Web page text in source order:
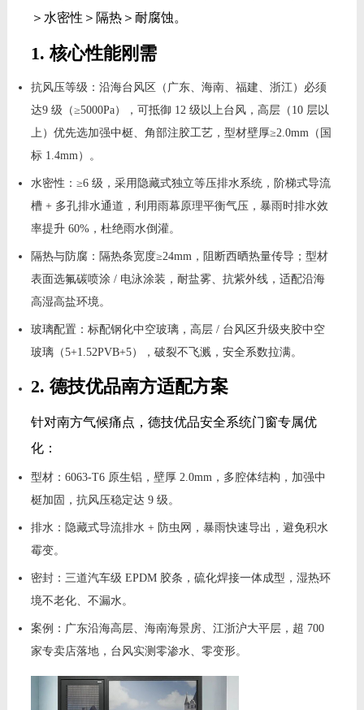
＞水密性＞隔热＞耐腐蚀。
1. 核心性能刚需
抗风压等级：沿海台风区（广东、海南、福建、浙江）必须
达9 级（≥5000Pa），可抵御 12 级以上台风，高层（10 层以
上）优先选加强中梃、角部注胶工艺，型材壁厚≥2.0mm（国
标 1.4mm）。
水密性：≥6 级，采用隐藏式独立等压排水系统，阶梯式导流
槽 + 多孔排水通道，利用雨幕原理平衡气压，暴雨时排水效
率提升 60%，杜绝雨水倒灌。
隔热与防腐：隔热条宽度≥24mm，阻断西晒热量传导；型材
表面选氟碳喷涂 / 电泳涂装，耐盐雾、抗紫外线，适配沿海
高湿高盐环境。
玻璃配置：标配钢化中空玻璃，高层 / 台风区升级夹胶中空
玻璃（5+1.52PVB+5），破裂不飞溅，安全系数拉满。
2. 德技优品南方适配方案
针对南方气候痛点，德技优品安全系统门窗专属优
化：
型材：6063-T6 原生铝，壁厚 2.0mm，多腔体结构，加强中
梃加固，抗风压稳定达 9 级。
排水：隐藏式导流排水 + 防虫网，暴雨快速导出，避免积水
霉变。
密封：三道汽车级 EPDM 胶条，硫化焊接一体成型，湿热环
境不老化、不漏水。
案例：广东沿海高层、海南海景房、江浙沪大平层，超 700
家专卖店落地，台风实测零渗水、零变形。